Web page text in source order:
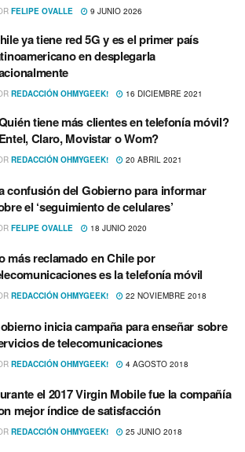
FELIPE OVALLE 9 JUNIO 2026
ya tiene red 5G y es el primer país
en desplegarla
REDACCIÓN OHMYGEEK! 16 DICIEMBRE 2021
tiene más clientes en telefonía móvil?
Claro, Movistar o Wom?
REDACCIÓN OHMYGEEK! 20 ABRIL 2021
confusión del Gobierno para informar
el ‘seguimiento de celulares’
FELIPE OVALLE 18 JUNIO 2020
más reclamado en Chile por
es la telefoní­a móvil
REDACCIÓN OHMYGEEK! 22 NOVIEMBRE 2018
inicia campaña para enseñar sobre
de telecomunicaciones
REDACCIÓN OHMYGEEK! 4 AGOSTO 2018
el 2017 Virgin Mobile fue la compañí­a
mejor í­ndice de satisfacción
REDACCIÓN OHMYGEEK! 25 JUNIO 2018